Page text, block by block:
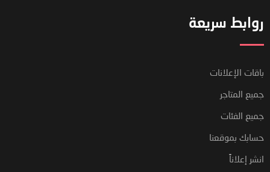
روابط سريعة
باقات الإعلانات
جميع المتاجر
جميع الفئات
حسابك بموقعنا
انشر إعلاناً